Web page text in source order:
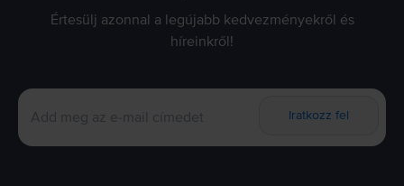
Értesülj azonnal a legújabb kedvezményekről és
híreinkről!
Iratkozz fel